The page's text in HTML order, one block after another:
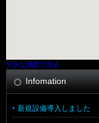
大きな地図で見る
Infomation
新規設備導入しました